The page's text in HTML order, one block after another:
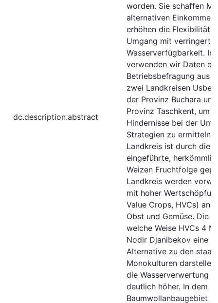
dc.description.abstract
worden. Sie schaffen
alternativen
erhöhen die Flexibilität
Umgang mit verringerter
Wasserverfügbarkeit. In
verwenden wir Daten
Betriebsbefragung aus
zwei Landkreisen
der Provinz Buchara
Provinz Taschkent, um
Hindernisse bei der
Strategien zu ermitteln.
Landkreis ist durch die
eingeführte,
Weizen Fruchtfolge
Landkreis werden
mit hoher
Value Crops, HVCs)
Obst und Gemüse. Die
welche Weise HVCs 4
Nodir Djanibekov eine
Alternative zu den
Monokulturen
die Wasserverwertung
deutlich höher. In dem
Baumwollanbaugebiet